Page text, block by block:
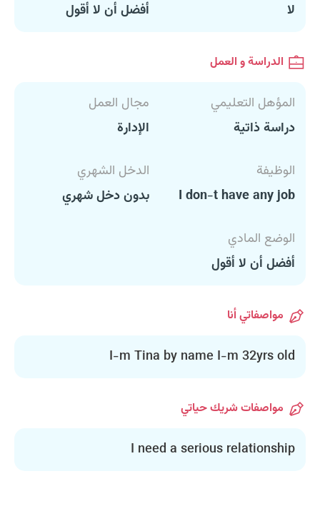
لا
أفضل أن لا أقول
الدراسة و العمل
المؤهل التعليمي
دراسة ذاتية
مجال العمل
الإدارة
الوظيفة
I don-t have any job
الدخل الشهري
بدون دخل شهري
الوضع المادي
أفضل أن لا أقول
مواصفاتي أنا
I-m Tina by name I-m 32yrs old
مواصفات شريك حياتي
I need a serious relationship